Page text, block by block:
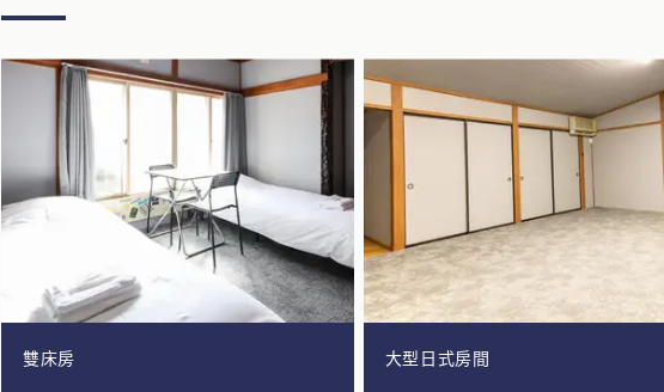
雙床房 大型日式房間